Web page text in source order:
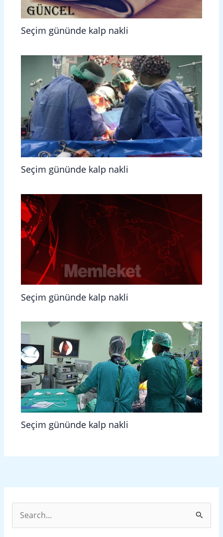
Seçim gününde kalp nakli
Seçim gününde kalp nakli
Seçim gününde kalp nakli
Seçim gününde kalp nakli
e